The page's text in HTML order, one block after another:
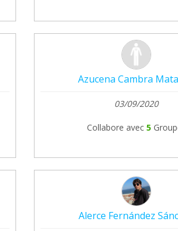
Azucena Cambra
03/09/2020
Collabore avec 5
Alerce Fernández